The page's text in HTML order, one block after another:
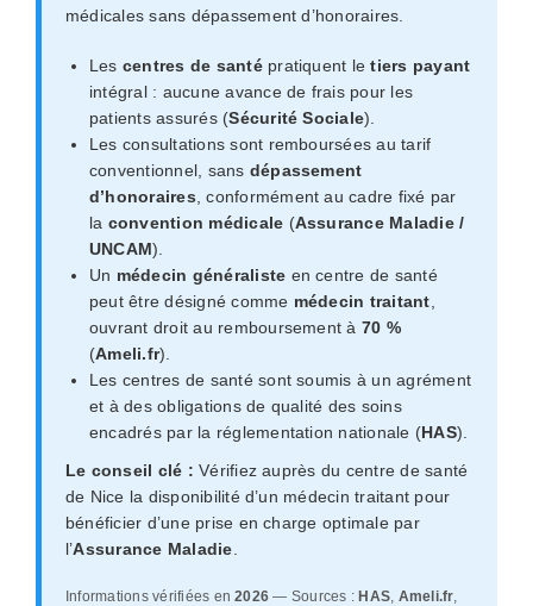
médicales sans dépassement d’honoraires.
Les centres de santépratiquent letiers payant
intégral : aucune avance de frais pour les
patients assurés (Sécurité Sociale).
Les consultations sont remboursées au tarif
conventionnel, sans dépassement
d’honoraires , conformément au cadre fixé par
la convention médicale (Assurance Maladie /
UNCAM).
Un médecin généraliste en centre de santé
peut être désigné comme médecin traitant
ouvrant droit au remboursement à 70 %
(Ameli.fr).
Les centres de santé sont soumis à un agrément
et à des obligations de qualité des soins
encadrés par la réglementation nationale (HAS).
Le conseil clé : Vérifiez auprès du centre de santé
de Nice la disponibilité d’un médecin traitant pour
bénéficier d’une prise en charge optimale par
l’Assurance Maladie
Informations vérifiées en2026 — Sources : HAS, Ameli.fr,